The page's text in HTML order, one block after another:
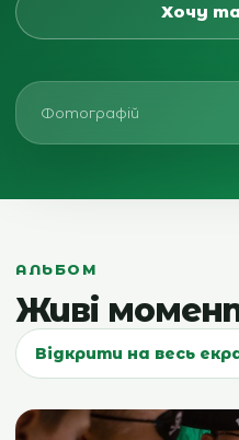
Хочу
Фотографій
АЛЬБОМ
Живі
Відкрити на весь